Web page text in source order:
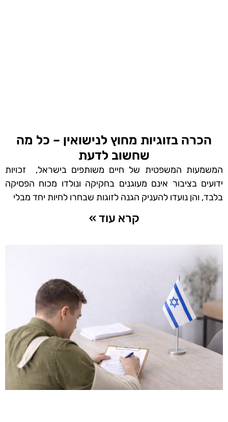
הכרה בזוגיות מחוץ לנישואין – כל מה
שחשוב לדעת
המשמעות המשפטית של חיים משותפים בישראל, זכויות
ידועים בציבור אינם מעוגנים בחקיקה ונולדו מכוח הפסיקה
בלבד, והן נועדו להעניק הגנה לזוגות שבחרו לחיות יחד מבלי
קרא עוד »